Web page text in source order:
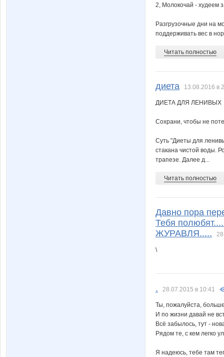
2, Молокочай - худеем
Разгрузочные дни на
поддерживать вес в
Читать полностью
диета 13.08.2016 в
ДИЕТА ДЛЯ ЛЕНИВЫХ
Сохрани, чтобы не
Суть "Диеты для
стакана чистой воды.
трапезе. Далее д...
Читать полностью
Давно пора
Тебя
ЖУРАВЛЯ.....
\
. 28.07.2015 в 10:41
Ты, пожалуйста,
И по жизни давай не
Всё забылось, тут -
Рядом те, с кем легко
Я надеюсь, тебе там